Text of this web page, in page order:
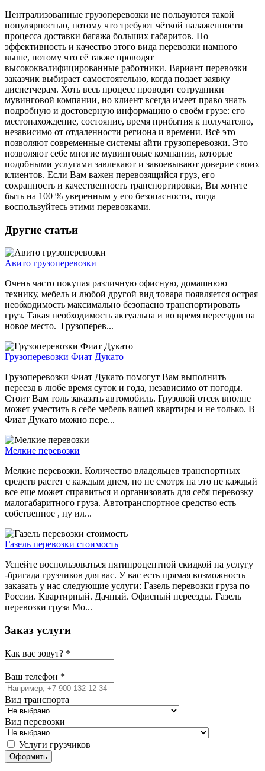
Централизованные грузоперевозки не пользуются такой
популярностью, потому что требуют чёткой налаженности
процесса доставки багажа больших габаритов. Но
эффективность и качество этого вида перевозки намного
выше, потому что её также проводят
высококвалифицированные работники. Вариант перевозки
заказчик выбирает самостоятельно, когда подает заявку
диспетчерам. Хоть весь процесс проводят сотрудники
мувинговой компании, но клиент всегда имеет право знать
подробную и достоверную информацию о своём грузе: его
местонахождение, состояние, время прибытия к получателю,
независимо от отдаленности региона и времени. Всё это
позволяют современные системы айти грузоперевозки. Это
позволяют себе многие мувинговые компании, которые
подобными услугами завлекают и завоевывают доверие своих
клиентов. Если Вам важен перевозящийся груз, его
сохранность и качественность транспортировки, Вы хотите
быть на 100 % уверенным у его безопасности, тогда
воспользуйтесь этими перевозками.
Другие статьи
Авито грузоперевозки
Очень часто покупая различную офисную, домашнюю
технику, мебель и любой другой вид товара появляется острая
необходимость максимально безопасно транспортировать
груз. Такая необходимость актуальна и во время переездов на
новое место. Грузоперев...
Грузоперевозки Фиат Дукато
Грузоперевозки Фиат Дукато помогут Вам выполнить
переезд в любе время суток и года, независимо от погоды.
Стоит Вам толь заказать автомобиль. Грузовой отсек вполне
может уместить в себе мебель вашей квартиры и не только. В
Фиат Дукато можно пере...
Мелкие перевозки
Мелкие перевозки. Количество владельцев транспортных
средств растет с каждым днем, но не смотря на это не каждый
все еще может справиться и организовать для себя перевозку
малогабаритного груза. Автотранспортное средство есть
собственное , ну ил...
Газель перевозки стоимость
Успейте воспользоваться пятипроцентной скидкой на услугу
-бригада грузчиков для вас. У вас есть прямая возможность
заказать у нас следующие услуги: Газель перевозки груза по
России. Квартирный. Дачный. Офисный переезды. Газель
перевозки груза Мо...
Заказ услуги
Как вас зовут? *
Ваш телефон *
Вид транспорта
Вид перевозки
Услуги грузчиков